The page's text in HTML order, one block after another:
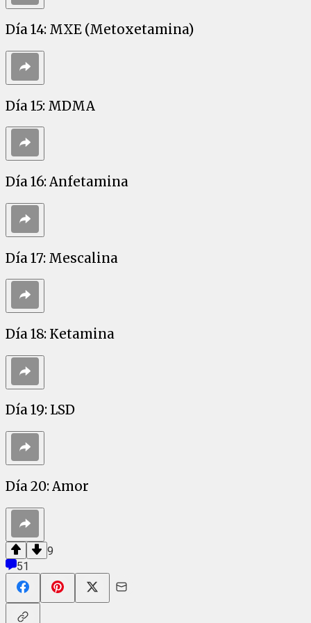
Día 14: MXE (Metoxetamina)
Día 15: MDMA
Día 16: Anfetamina
Día 17: Mescalina
Día 18: Ketamina
Día 19: LSD
Día 20: Amor
9
51